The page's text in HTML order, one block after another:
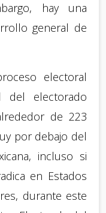
hay una
general de
electoral
del electorado
de 223
por debajo del
incluso si
en Estados
durante este